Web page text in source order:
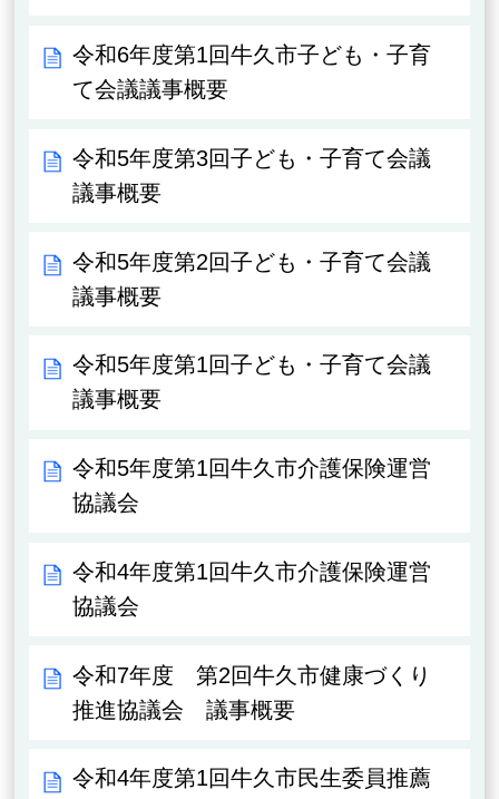
令和6年度第1回牛久市子ども・子育
て会議議事概要
令和5年度第3回子ども・子育て会議
議事概要
令和5年度第2回子ども・子育て会議
議事概要
令和5年度第1回子ども・子育て会議
議事概要
令和5年度第1回牛久市介護保険運営
協議会
令和4年度第1回牛久市介護保険運営
協議会
令和7年度 第2回牛久市健康づくり
推進協議会 議事概要
令和4年度第1回牛久市民生委員推薦